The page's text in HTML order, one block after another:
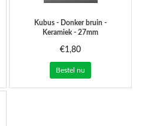
Kubus - Donker bruin -
Keramiek - 27mm
€1,80
Bestel nu